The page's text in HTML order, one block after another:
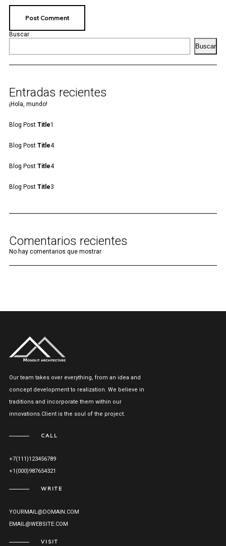
Buscar
Buscar
Entradas recientes
¡Hola, mundo!
Blog Post Title1
Blog Post Title4
Blog Post Title4
Blog Post Title3
Comentarios recientes
No hay comentarios que mostrar.
Our team takes over everything, from an idea and
concept development to realization. We believe in
traditions and incorporate them within our
innovations.Client is the soul of the project.
CALL
+7(111)123456789
+1(000)987654321
WRITE
YOURMAIL@DOMAIN.COM
EMAIL@WEBSITE.COM
VISIT